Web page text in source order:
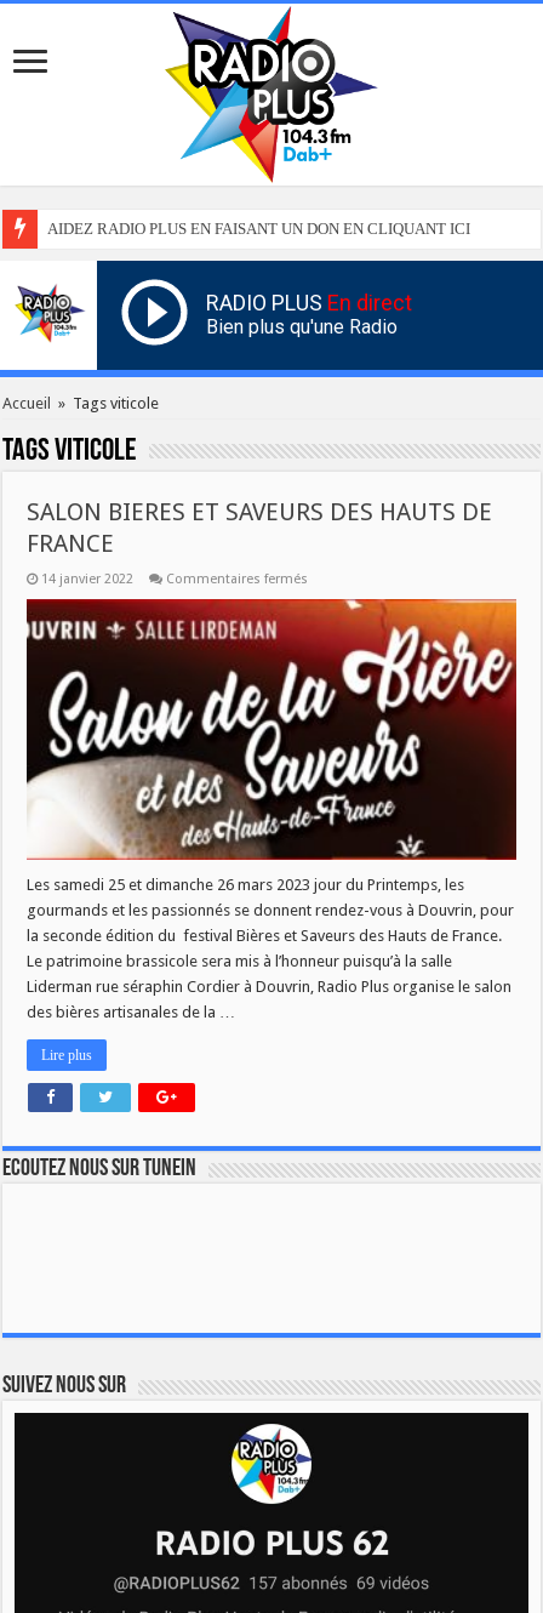
AIDEZ RADIO PLUS EN FAISANT UN DON EN CLIQUANT ICI
RADIO PLUS En direct
Bien plus qu'une Radio
Accueil » Tags viticole
Tagsviticole
SALON BIERES ET SAVEURS DES HAUTS DE
FRANCE
14 janvier 2022 Commentaires fermés
BIERES
DES
HAUTS
DE
FRANCE
Les samedi 25 et dimanche 26 mars 2023 jour du Printemps, les
gourmands et les passionnés se donnent rendez-vous à Douvrin, pour
la seconde édition du festival Bières et Saveurs des Hauts de France.
Le patrimoine brassicole sera mis à l’honneur puisqu’à la salle
Liderman rue séraphin Cordier à Douvrin, Radio Plus organise le salon
des bières artisanales de la …
Lire plus
Ecoutez nous sur TuneIn
Suivez nous sur